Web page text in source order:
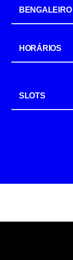
BENGALEIRO
HORÁRIOS
SLOTS